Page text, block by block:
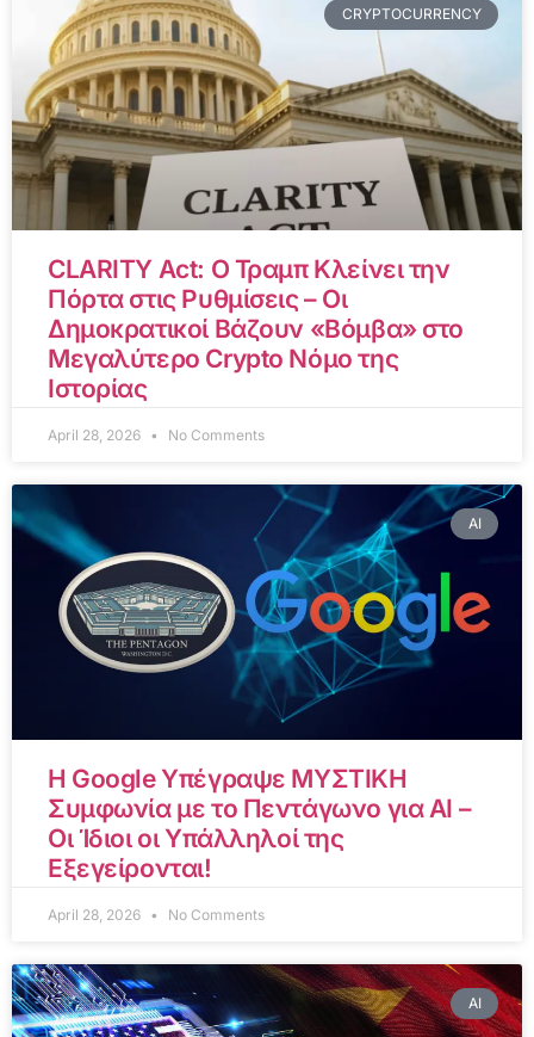
CRYPTOCURRENCY
CLARITY Act: Ο Τραμπ Κλείνει την
Πόρτα στις Ρυθμίσεις – Οι
Δημοκρατικοί Βάζουν «Βόμβα» στο
Μεγαλύτερο Crypto Νόμο της
Ιστορίας
April 28, 2026 No Comments
AI
Η Google Υπέγραψε ΜΥΣΤΙΚΗ
Συμφωνία με το Πεντάγωνο για AI –
Οι Ίδιοι οι Υπάλληλοί της
Εξεγείρονται!
April 28, 2026 No Comments
AI